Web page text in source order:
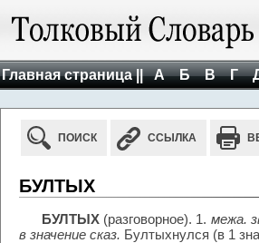
Главная страница || А Б В Г
ПОИСК ССЫЛКА
БУЛТЫХ
БУЛТЫХ (разговорное). 1. межа.
в значение сказ. Бултыхнулся (в 1